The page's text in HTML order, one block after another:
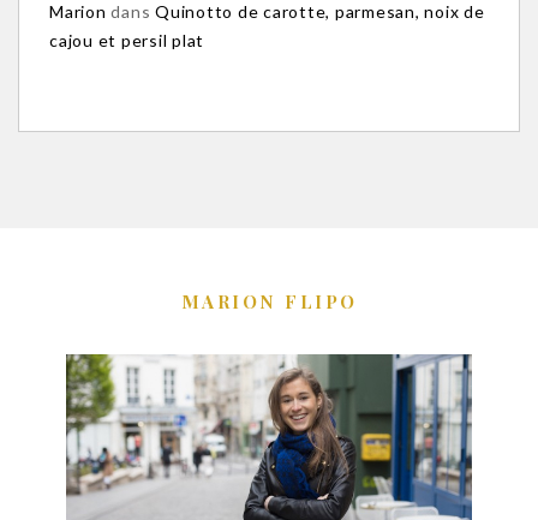
Marion dans Quinotto de carotte, parmesan, noix de
cajou et persil plat
MARION FLIPO